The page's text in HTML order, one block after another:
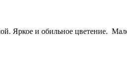
Яркое и обильное цветение.